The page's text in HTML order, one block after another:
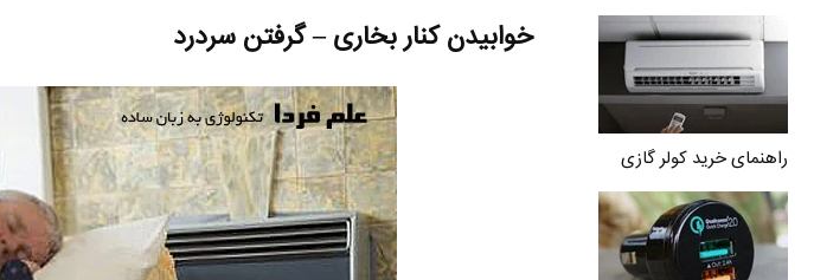
راهنمای خرید کولر گازی
خوابیدن کنار بخاری – گرفتن سردرد